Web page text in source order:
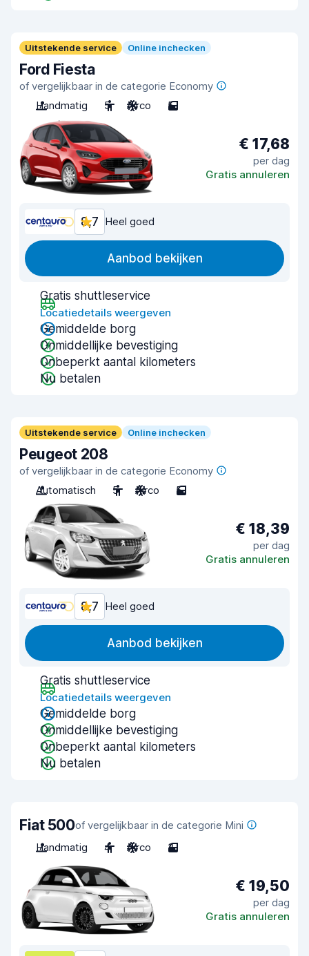
Uitstekende service Online inchecken
Ford Fiesta
of vergelijkbaar in de categorie Economy
Handmatig
5 Airco 5
€ 17,68
per dag
Gratis annuleren
8,7 Heel goed
Aanbod bekijken
Gratis shuttleservice
Locatiedetails weergeven
Gemiddelde borg
Onmiddellijke bevestiging
Onbeperkt aantal kilometers
Nu betalen
Uitstekende service Online inchecken
Peugeot 208
of vergelijkbaar in de categorie Economy
Automatisch
5 Airco 5
€ 18,39
per dag
Gratis annuleren
8,7 Heel goed
Aanbod bekijken
Gratis shuttleservice
Locatiedetails weergeven
Gemiddelde borg
Onmiddellijke bevestiging
Onbeperkt aantal kilometers
Nu betalen
Fiat 500of vergelijkbaar in de categorie Mini
Handmatig
4 Airco 3
€ 19,50
per dag
Gratis annuleren